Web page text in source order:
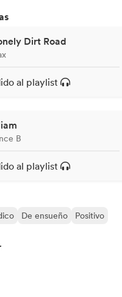
Dirt Road
al playlist
B
al playlist
De ensueño
Positivo